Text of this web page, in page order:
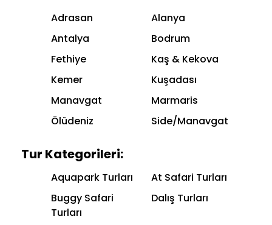
Adrasan
Alanya
Antalya
Bodrum
Fethiye
Kaş & Kekova
Kemer
Kuşadası
Manavgat
Marmaris
Ölüdeniz
Side/Manavgat
Tur Kategorileri:
Aquapark Turları
At Safari Turları
Buggy Safari
Turları
Dalış Turları